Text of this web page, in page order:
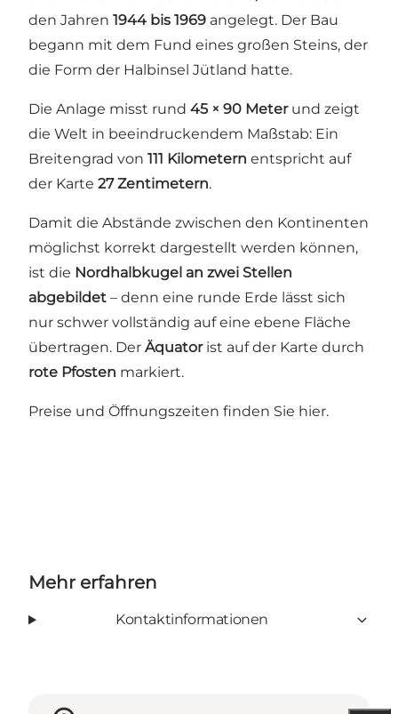
den Jahren 1944 bis 1969 angelegt. Der Bau
begann mit dem Fund eines großen Steins, der
die Form der Halbinsel Jütland hatte.
Die Anlage misst rund 45 × 90 Meterund zeigt
die Welt in beeindruckendem Maßstab: Ein
Breitengrad von 111 Kilometern entspricht auf
der Karte 27 Zentimetern.
Damit die Abstände zwischen den Kontinenten
möglichst korrekt dargestellt werden können,
ist die Nordhalbkugel an zwei Stellen
abgebildet – denn eine runde Erde lässt sich
nur schwer vollständig auf eine ebene Fläche
übertragen. Der Äquatorist auf der Karte durch
rote Pfosten markiert.
Preise und Öffnungszeiten finden Sie hier.
Mehr erfahren
Kontaktinformationen